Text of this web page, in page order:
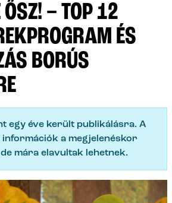
– TOP 12
ÉS
BORÚS
egy éve került publikálásra. A
a megjelenéskor
mára elavultak lehetnek.